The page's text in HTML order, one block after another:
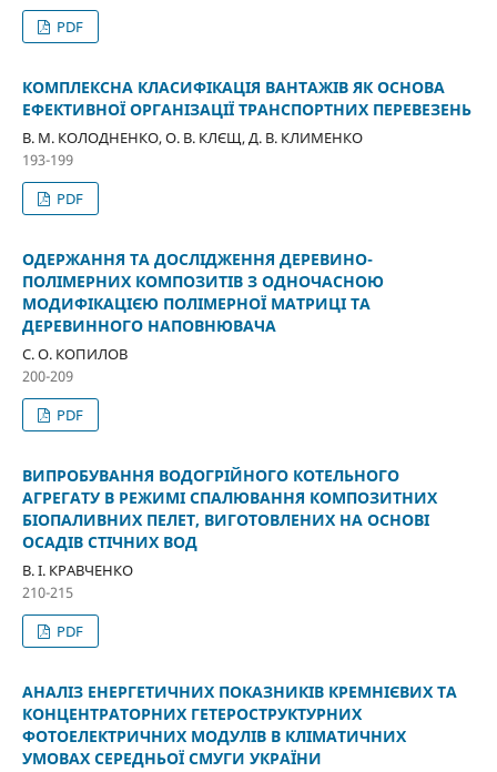
PDF
КОМПЛЕКСНА КЛАСИФІКАЦІЯ ВАНТАЖІВ ЯК ОСНОВА
ЕФЕКТИВНОЇ ОРГАНІЗАЦІЇ ТРАНСПОРТНИХ ПЕРЕВЕЗЕНЬ
В. М. КОЛОДНЕНКО, О. В. КЛЄЩ, Д. В. КЛИМЕНКО
193-199
PDF
ОДЕРЖАННЯ ТА ДОСЛІДЖЕННЯ ДЕРЕВИНО-
ПОЛІМЕРНИХ КОМПОЗИТІВ З ОДНОЧАСНОЮ
МОДИФІКАЦІЄЮ ПОЛІМЕРНОЇ МАТРИЦІ ТА
ДЕРЕВИННОГО НАПОВНЮВАЧА
С. О. КОПИЛОВ
200-209
PDF
ВИПРОБУВАННЯ ВОДОГРІЙНОГО КОТЕЛЬНОГО
АГРЕГАТУ В РЕЖИМІ СПАЛЮВАННЯ КОМПОЗИТНИХ
БІОПАЛИВНИХ ПЕЛЕТ, ВИГОТОВЛЕНИХ НА ОСНОВІ
ОСАДІВ СТІЧНИХ ВОД
В. І. КРАВЧЕНКО
210-215
PDF
АНАЛІЗ ЕНЕРГЕТИЧНИХ ПОКАЗНИКІВ КРЕМНІЄВИХ ТА
КОНЦЕНТРАТОРНИХ ГЕТЕРОСТРУКТУРНИХ
ФОТОЕЛЕКТРИЧНИХ МОДУЛІВ В КЛІМАТИЧНИХ
УМОВАХ СЕРЕДНЬОЇ СМУГИ УКРАЇНИ